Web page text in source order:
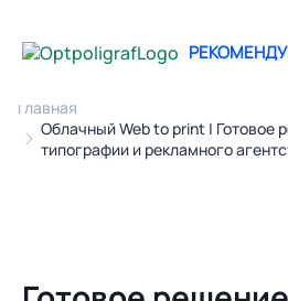
Главная
Облачный Web to print | Готовое
типографии и рекламного